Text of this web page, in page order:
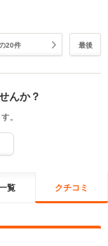
20件 最後
んか？
。
覧 クチコミ